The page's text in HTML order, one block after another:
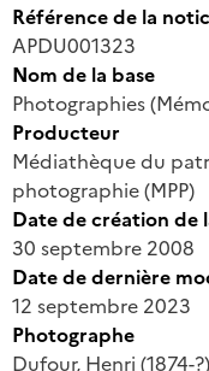
Référence de la
APDU001323
Nom de la base
Photographies
Producteur
Médiathèque du
photographie (MPP)
Date de création de
30 septembre 2008
Date de dernière
12 septembre 2023
Photographe
Dufour, Henri (1874-